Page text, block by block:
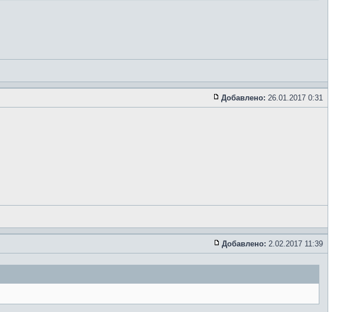
Добавлено: 26.01.2017 0:31
Добавлено: 2.02.2017 11:39